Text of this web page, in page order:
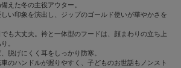
えた冬の主役アウター。
い印象を演出し、ジップのゴールド使いが華やかさを
も大丈夫。衿と一体型のフードは、顔まわりの立ち上
。
脱げにくく耳をしっかり防寒。
のハンドルが握りやすく、子どものお世話もノンスト